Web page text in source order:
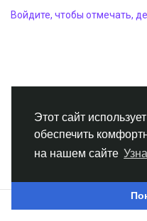
Этот сайт
обеспечить
на нашем сайте
Популярные посты
Найти сообщения
Войдите, чтобы отмечать,